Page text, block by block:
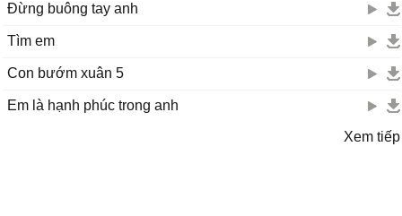
Đừng buông tay anh
Tìm em
Con bướm xuân 5
Em là hạnh phúc trong anh
Xem tiếp